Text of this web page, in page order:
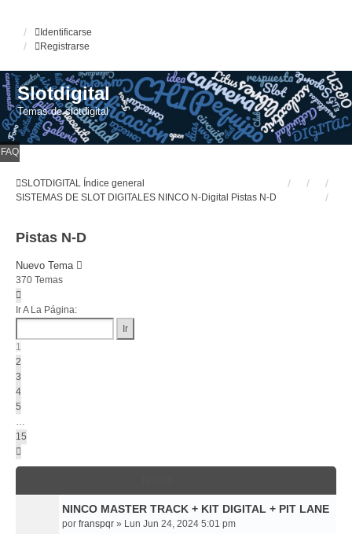
Identificarse
Registrarse
Slotdigital
Temas de slotdigital
FAQ
SLOTDIGITAL Índice general
SISTEMAS DE SLOT DIGITALES NINCO N-Digital Pistas N-D
Pistas N-D
Nuevo Tema
370 Temas
1
15
Ir A La Página:
1
2
3
4
5
…
15
NINCO MASTER TRACK + KIT DIGITAL + PIT LANE
por franspqr » Lun Jun 24, 2024 5:01 pm